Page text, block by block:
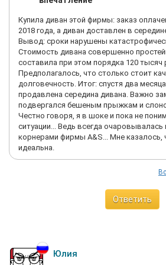
комьями. Как нам рекомендовали
пытались всячески взбивать подушки
мебель, на которой мы сидели в салоне
диван теперь уже был, мягко говоря,
не беспокоились, ведь гарантия (по
действовала до января 2020 года – 1,5
сразу попытались связаться с
Shtein”. В течение нескольких дней
так и не удалось, после чего мы
менеджерами компании, которые этот
Они поведали интересную историю о
ОЧЕРЕДНАЯ!!, то есть, как мы поняли,
случай) реструктуризация, в
“Альберт энд Штейн” в этот раз стала
фабрики “8 Марта”. На наш вопрос о
гарантийных обязательств перед
момент ген. директора “Albert & Shtein”
Гордейченко, стоит ли говорить, что
несмотря на то, что она теперь и входит
Будучи шокированными всей
Купила диван этой фирмы: заказ
2018 года, а диван доставлен в
Вывод: сроки нарушены
Стоимость дивана совершенно
составила при этом порядка 120 тысяч
Предполагалось, что столько стоит
долговечность. Итог: спустя два
продавлена середина дивана. Важно
подвергался бешеным прыжкам и
Честно говоря, я в шоке и пока не
ситуации... Ведь всегда
корнерами фирмы A&S... Мне казалось,
идеальна.
Ответить
Юлия